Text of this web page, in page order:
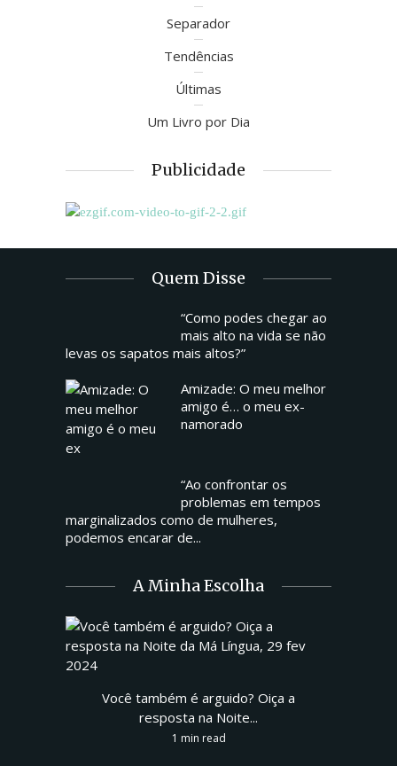
Separador
Tendências
Últimas
Um Livro por Dia
Publicidade
Quem Disse
“Como podes chegar ao
mais alto na vida se não
levas os sapatos mais altos?”
Amizade: O meu melhor
amigo é… o meu ex-
namorado
“Ao confrontar os
problemas em tempos
marginalizados como de mulheres,
podemos encarar de...
A Minha Escolha
Você também é arguido? Oiça a
resposta na Noite...
1 min read